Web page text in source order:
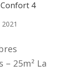
4
– 25m² La